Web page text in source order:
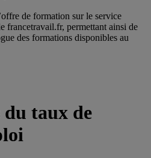
de formation sur le service
francetravail.fr, permettant ainsi de
des formations disponibles au
taux de